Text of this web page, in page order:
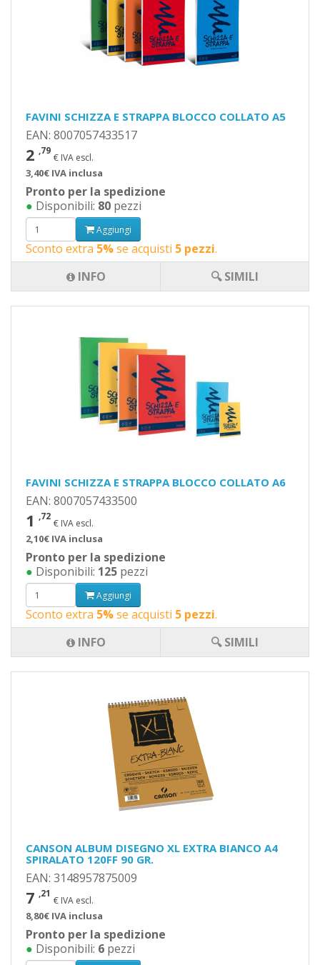
FAVINI SCHIZZA E STRAPPA BLOCCO COLLATO A5
EAN: 8007057433517
2 ,79
€ IVA escl.
3,40€ IVA inclusa
Pronto per la spedizione
● Disponibili: 80 pezzi
Aggiungi
Sconto extra 5%se acquisti 5 pezzi.
INFO
🔍 SIMILI
FAVINI SCHIZZA E STRAPPA BLOCCO COLLATO A6
EAN: 8007057433500
1 ,72
€ IVA escl.
2,10€ IVA inclusa
Pronto per la spedizione
● Disponibili: 125 pezzi
Aggiungi
Sconto extra 5%se acquisti 5 pezzi.
INFO
🔍 SIMILI
CANSON ALBUM DISEGNO XL EXTRA BIANCO A4
SPIRALATO 120FF 90 GR.
EAN: 3148957875009
7 ,21
€ IVA escl.
8,80€ IVA inclusa
Pronto per la spedizione
● Disponibili: 6 pezzi